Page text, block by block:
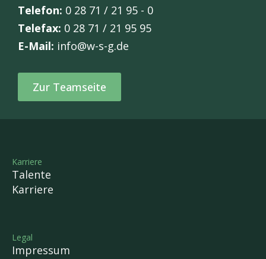
Telefon: 0 28 71 / 21 95 - 0
Telefax: 0 28 71 / 21 95 95
E-Mail: info@w-s-g.de
Zur Teamseite
Karriere
Talente
Karriere
Legal
Impressum